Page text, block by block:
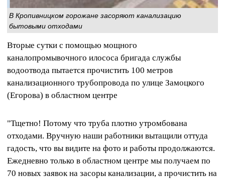
В Кропивницком горожане засоряют канализацию
бытовыми отходами
Вторые сутки с помощью мощного
каналопромывочного илососа бригада службы
водоотвода пытается прочистить 100 метров
канализационного трубопровода по улице Замоцкого
(Егорова) в областном центре
"Тщетно! Потому что труба плотно утромбована
отходами. Вручную наши работники вытащили оттуда
гадость, что вы видите на фото и работы продолжаются.
Ежедневно только в областном центре мы получаем по
70 новых заявок на засоры канализации, а прочистить на